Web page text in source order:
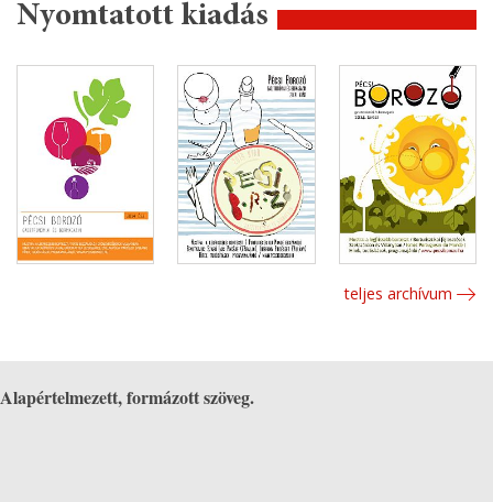
Nyomtatott kiadás
teljes archívum
Alapértelmezett, formázott szöveg.